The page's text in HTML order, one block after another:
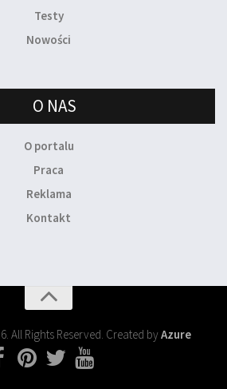
Testy
Nowości
O NAS
O portalu
Praca
Reklama
Kontakt
All Rights Reserved. Created byAzure